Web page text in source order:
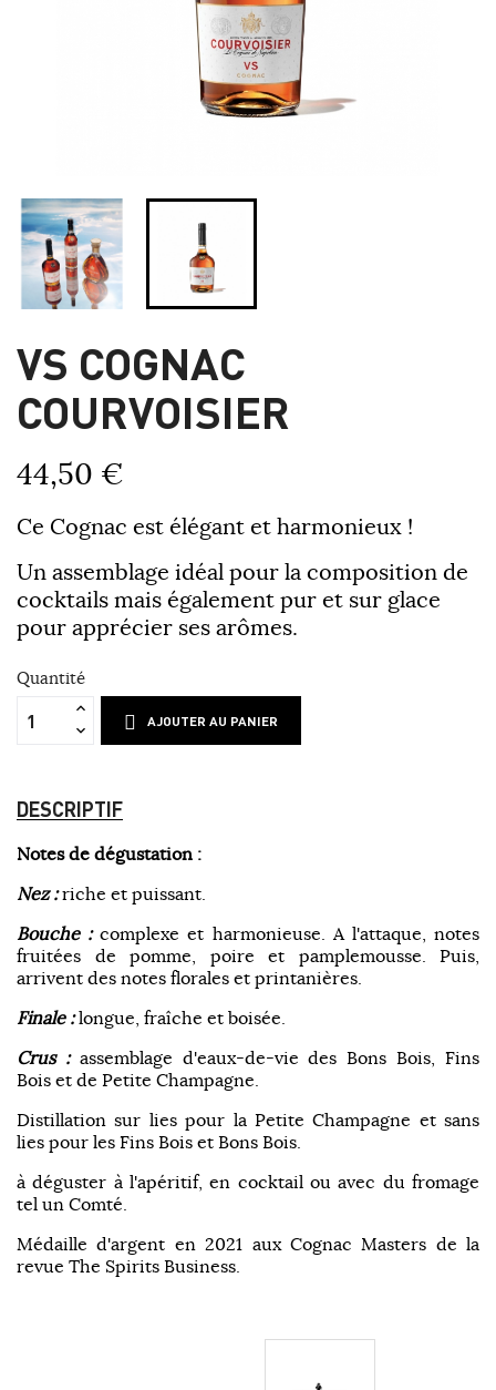
VS COGNAC
COURVOISIER
44,50 €
Ce Cognac est élégant et harmonieux !
Un assemblage idéal pour la composition de
cocktails mais également pur et sur glace
pour apprécier ses arômes.
Quantité
AJOUTER AU PANIER
DESCRIPTIF
Notes de dégustation :
Nez :riche et puissant.
Bouche :complexe et harmonieuse. A l'attaque, notes
fruitées de pomme, poire et pamplemousse. Puis,
arrivent des notes florales et printanières.
Finale :longue, fraîche et boisée.
Crus : assemblage d'eaux-de-vie des Bons Bois, Fins
Bois et de Petite Champagne.
Distillation sur lies pour la Petite Champagne et sans
lies pour les Fins Bois et Bons Bois.
à déguster à l'apéritif, en cocktail ou avec du fromage
tel un Comté.
Médaille d'argent en 2021 aux Cognac Masters de la
revue The Spirits Business.